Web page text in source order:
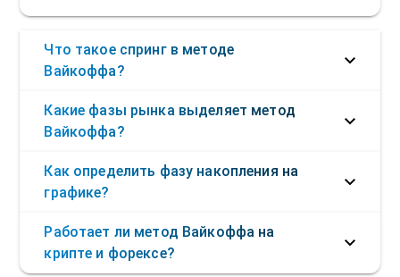
Что такое спринг в методе
Вайкоффа?
Какие фазы рынка выделяет метод
Вайкоффа?
Как определить фазу накопления на
графике?
Работает ли метод Вайкоффа на
крипте и форексе?